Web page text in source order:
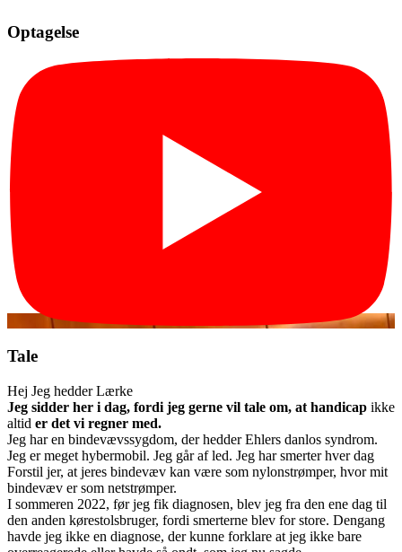
Optagelse
Tale
Hej Jeg hedder Lærke
Jeg sidder her i dag, fordi jeg gerne vil tale om, at handicap ikke
altid er det vi regner med.
Jeg har en bindevævssygdom, der hedder Ehlers danlos syndrom.
Jeg er meget hybermobil. Jeg går af led. Jeg har smerter hver dag
Forstil jer, at jeres bindevæv kan være som nylonstrømper, hvor mit
bindevæv er som netstrømper.
I sommeren 2022, før jeg fik diagnosen, blev jeg fra den ene dag til
den anden kørestolsbruger, fordi smerterne blev for store. Dengang
havde jeg ikke en diagnose, der kunne forklare at jeg ikke bare